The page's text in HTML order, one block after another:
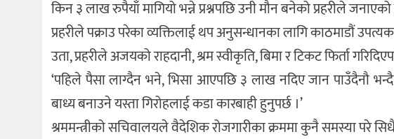
किन ३ लाख रुपैयाँ मागियो भन्ने प्रश्नपछि उनी मौन बनेको प्रहरीले
प्रहरीले पक्राउ परेका व्यक्तिलाई थप अनुसन्धानका लागि काठमाडौं
उता, प्रहरीले अजयको राहदानी, श्रम स्वीकृति, बिमा र टिकट फिर्ता
‘पहिले पैसा लाग्दैन भने, भिसा आएपछि ३ लाख नदिए जान पाउँदैनौ
बाध्य बनाउने यस्ता गिरोहलाई कडा कारबाही हुनुपर्छ ।’
श्रममन्त्रीको सचिवालयले वैदेशिक रोजगारीका क्रममा कुनै समस्या परे